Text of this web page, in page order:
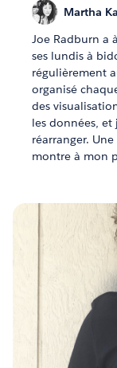
Martha
Joe Radburn a
ses lundis à
régulièrement
organisé
des
les données,
réarranger.
montre à mon